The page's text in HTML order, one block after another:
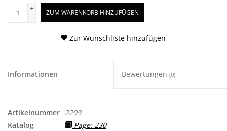
+
-
ZUM WARENKORB HINZUFÜGEN
Zur Wunschliste hinzufügen
Informationen Bewertungen (0)
Artikelnummer 2299
Katalog
Page: 230